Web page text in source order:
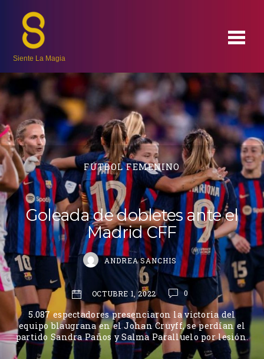
Siente La Magia
FÚTBOL FEMENINO
Goleada de dobletes ante el
Madrid CFF
ANDREA SANCHIS
OCTUBRE 1, 2022 0
5.087 espectadores presenciaron la victoria del
equipo blaugrana en el Johan Cruyff, se perdían el
partido Sandra Paños y Salma Paralluelo por lesión.